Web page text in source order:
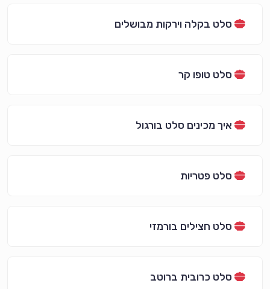
סלט בקלה וירקות מבושלים
סלט טופו קר
איך מכינים סלט בורגול
סלט פטריות
סלט חצילים בורמזי
סלט כרובית ברוטב